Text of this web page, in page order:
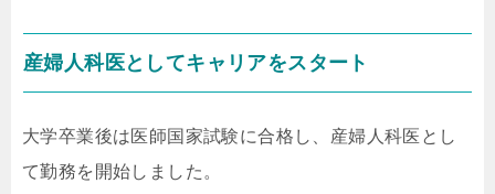
産婦人科医としてキャリアをスタート
大学卒業後は医師国家試験に合格し、産婦人科医とし
て勤務を開始しました。